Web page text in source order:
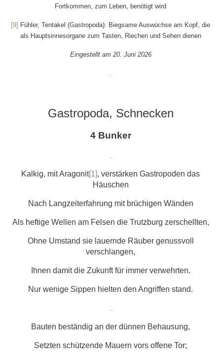
Fortkommen, zum Leben, benötigt wird
[9] Fühler, Tentakel (Gastropoda): Biegsame Auswüchse am Kopf, die
als Hauptsinnesorgane zum Tasten, Riechen und Sehen dienen
Eingestellt am 20. Juni 2026
Gastropoda, Schnecken
4 Bunker
Kalkig, mit Aragonit[1], verstärken Gastropoden das
Häuschen
Nach Langzeiterfahrung mit brüchigen Wänden
Als heftige Wellen am Felsen die Trutzburg zerschellten,
Ohne Umstand sie lauernde Räuber genussvoll
verschlangen,
Ihnen damit die Zukunft für immer verwehrten.
Nur wenige Sippen hielten den Angriffen stand.
Bauten beständig an der dünnen Behausung,
Setzten schützende Mauern vors offene Tor;